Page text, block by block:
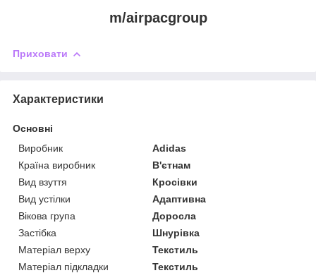
m/airpacgroup
Приховати
Характеристики
Основні
Виробник
Adidas
Країна виробник
В'єтнам
Вид взуття
Кросівки
Вид устілки
Адаптивна
Вікова група
Доросла
Застібка
Шнурівка
Матеріал верху
Текстиль
Матеріал підкладки
Текстиль